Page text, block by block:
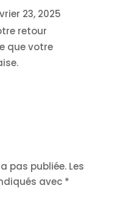
23, 2025
retour
que votre
pas publiée. Les
avec *